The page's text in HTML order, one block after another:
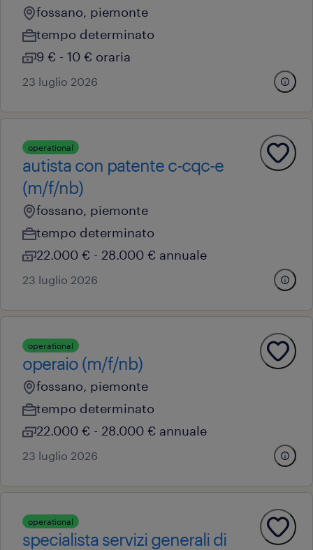
fossano, piemonte
tempo determinato
9 € - 10 € oraria
23 luglio 2026
operational
autista con patente c-cqc-e
(m/f/nb)
fossano, piemonte
tempo determinato
22.000 € - 28.000 € annuale
23 luglio 2026
operational
operaio (m/f/nb)
fossano, piemonte
tempo determinato
22.000 € - 28.000 € annuale
23 luglio 2026
operational
specialista servizi generali di